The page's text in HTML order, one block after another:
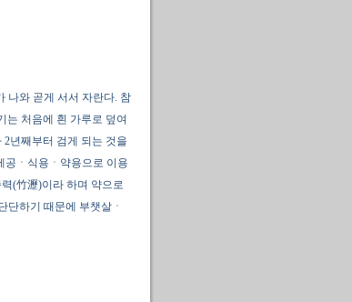
나와 곧게 서서 자란다. 참
는 처음에 흰 가루로 덮여
년째부터 검게 되는 것을
공ㆍ식용ㆍ약용으로 이용
(竹瀝)이라 하며 약으로
단하기 때문에 부챗살ㆍ